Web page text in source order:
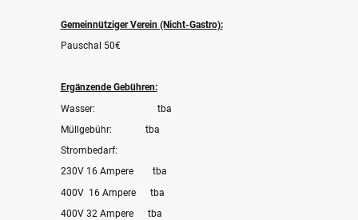
Gemeinnütziger Verein (Nicht-Gastro):
Pauschal 50€
Ergänzende Gebühren:
Wasser: tba
Müllgebühr: tba
Strombedarf:
230V 16 Ampere tba
400V 16 Ampere tba
400V 32 Ampere tba